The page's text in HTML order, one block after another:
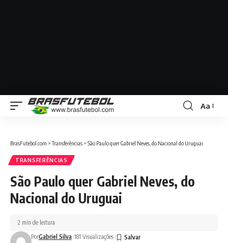
Aa
BrasFutebol.com >Transferências > São Paulo quer Gabriel Neves, do Nacional do Uruguai
TRANSFERÊNCIAS
São Paulo quer Gabriel Neves, do
Nacional do Uruguai
PorGabriel Silva 181 Visualizações
2 min de leitura